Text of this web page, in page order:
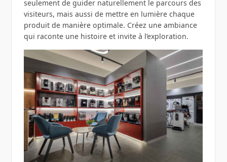
seulement de guider naturellement le parcours des
visiteurs, mais aussi de mettre en lumière chaque
produit de manière optimale. Créez une ambiance
qui raconte une histoire et invite à l’exploration.